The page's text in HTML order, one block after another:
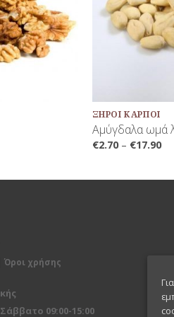
ΞΗΡΟΊ ΚΑΡΠΟΊ
Αμύγδαλα ωμά
€2.70– €17.90
Όροι χρήσης
09:00-15:00